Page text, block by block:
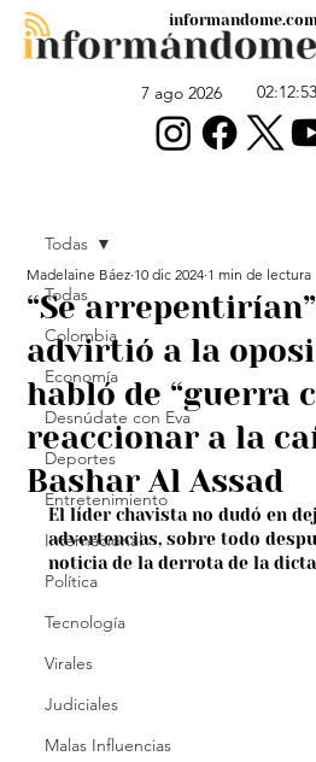
7 ago 2026
Todas
Colombia
Economía
Desnúdate con Eva
Deportes
Entretenimiento
Internacional
Política
Tecnología
Virales
Judiciales
Malas Influencias
Todas
“Se
advirtió a la
habló de “guerra
reaccionar a la
Bashar Al Assad
Madelaine Báez 10 dic 2024 1 min de lectura
El líder chavista no dudó en
advertencias, sobre todo
noticia de la derrota de la